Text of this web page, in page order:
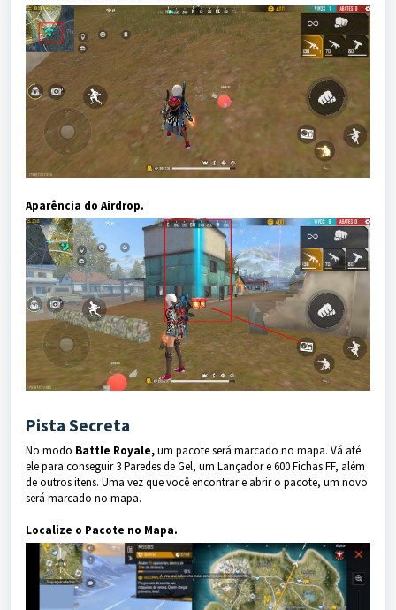
Aparência do Airdrop.
Pista Secreta
No modo Battle Royale,um pacote será marcado no mapa. Vá até
ele para conseguir 3 Paredes de Gel, um Lançador e 600 Fichas FF, além
de outros itens. Uma vez que você encontrar e abrir o pacote, um novo
será marcado no mapa.
Localize o Pacote no Mapa.